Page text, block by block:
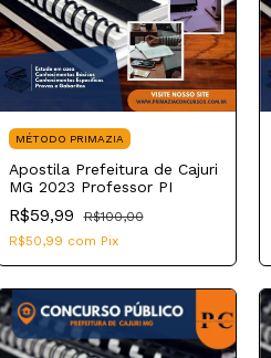
MÉTODO PRIMAZIA
Apostila Prefeitura de Cajuri
MG 2023 Professor PI
R$59,99
R$100,00
R$50,99 com Pix